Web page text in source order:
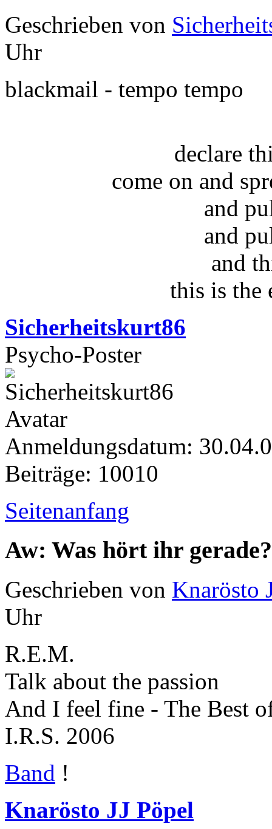
Geschrieben von
Uhr
blackmail - tempo tempo
declare
come on and
and
and
and
this is the
Sicherheitskurt86
Psycho-Poster
Anmeldungsdatum:
Beiträge: 10010
Seitenanfang
Aw: Was hört ihr gerade?
Geschrieben von Knarösto
Uhr
R.E.M.
Talk about the passion
And I feel fine - The Best
I.R.S. 2006
Band !
Knarösto JJ Pöpel